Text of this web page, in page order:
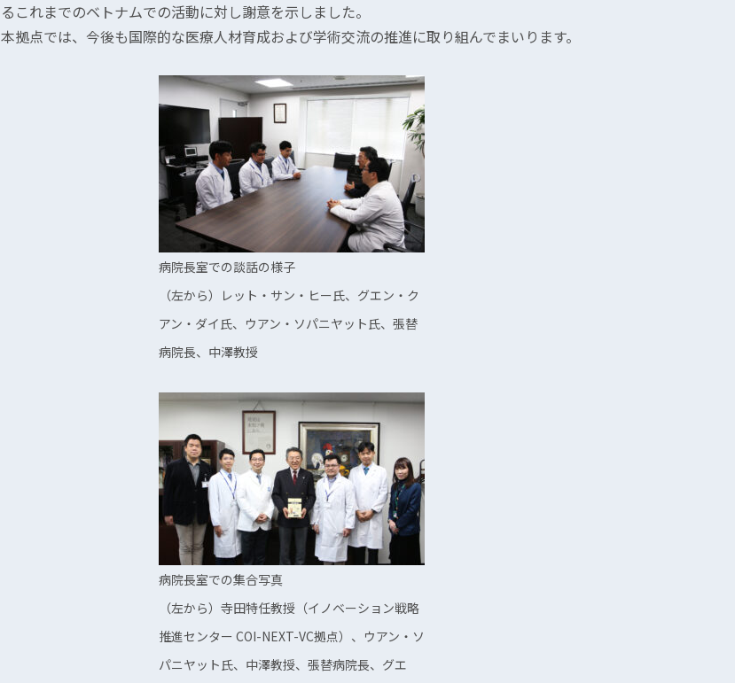
るこれまでのベトナムでの活動に対し謝意を示しました。
本拠点では、今後も国際的な医療人材育成および学術交流の推進に取り組んでまいります。
病院長室での談話の様子
（左から）レット・サン・ヒー氏、グエン・ク
アン・ダイ氏、ウアン・ソパニヤット氏、張替
病院長、中澤教授
病院長室での集合写真
（左から）寺田特任教授（イノベーション戦略
推進センター COI-NEXT-VC拠点）、ウアン・ソ
パニヤット氏、中澤教授、張替病院長、グエ